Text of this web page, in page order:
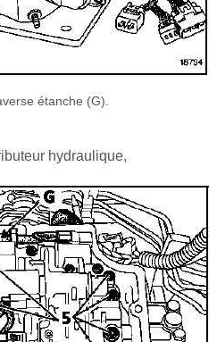
étanche (G).
hydraulique,